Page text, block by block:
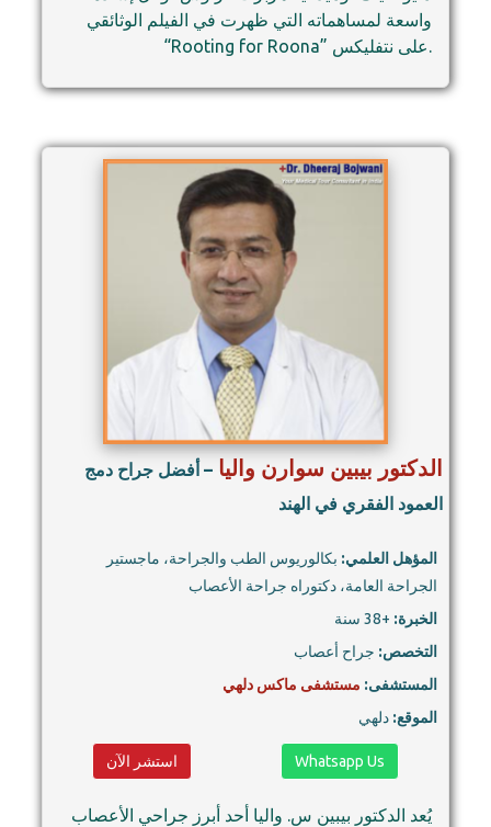
واسعة لمساهماته التي ظهرت في الفيلم الوثائقي
“Rooting for Roona” على نتفليكس.
الدكتور بيبين سوارن واليا – أفضل جراح دمج
العمود الفقري في الهند
المؤهل العلمي: بكالوريوس الطب والجراحة، ماجستير
الجراحة العامة، دكتوراه جراحة الأعصاب
الخبرة: +38 سنة
التخصص: جراح أعصاب
المستشفى: مستشفى ماكس دلهي
الموقع: دلهي
استشر الآن Whatsapp Us
يُعد الدكتور بيبين س. واليا أحد أبرز جراحي الأعصاب